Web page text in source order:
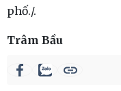
phố./.
Trâm Bầu